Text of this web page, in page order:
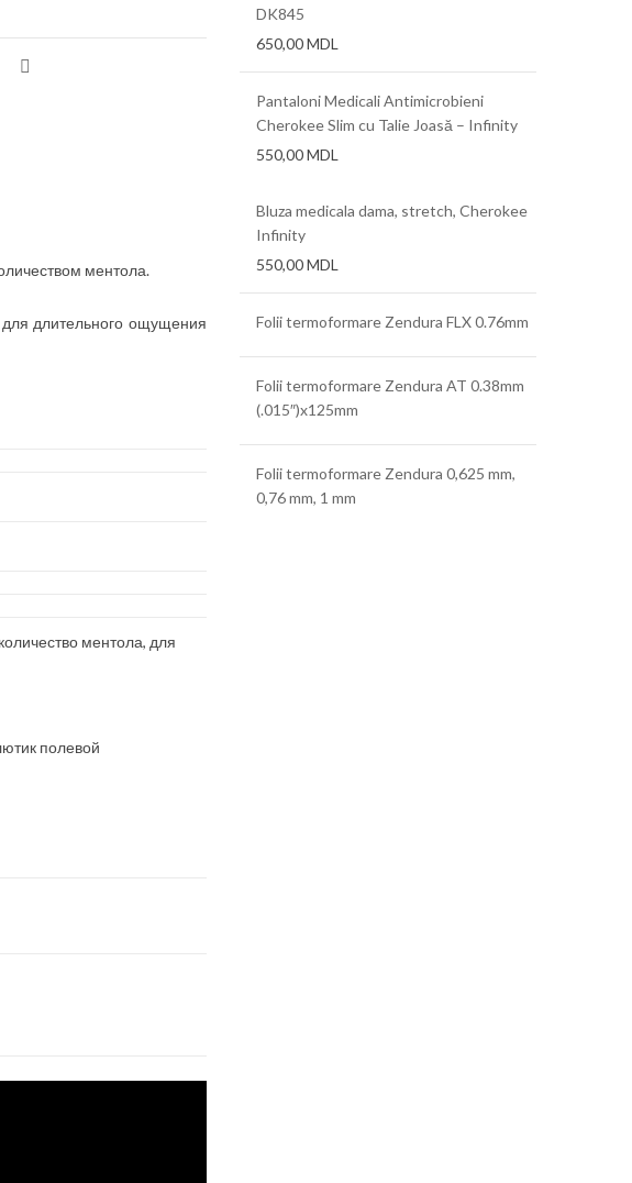
ментола.
длительного ощущения
ментола, для
полевой
DK845
650,00MDL
Pantaloni Medicali Antimicrobieni
Cherokee Slim cu Talie Joasă – Infinity
550,00MDL
Bluza medicala dama, stretch, Cherokee
Infinity
550,00MDL
Folii termoformare Zendura FLX 0.76mm
Folii termoformare Zendura AT 0.38mm
(.015″)x125mm
Folii termoformare Zendura 0,625 mm,
0,76 mm, 1 mm